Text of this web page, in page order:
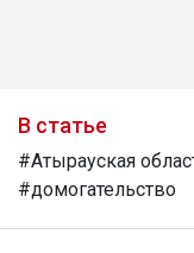
В статье
#Атырауская
#домогательство